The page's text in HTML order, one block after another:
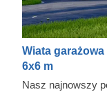
Wiata
6x6 m
Nasz najnowszy